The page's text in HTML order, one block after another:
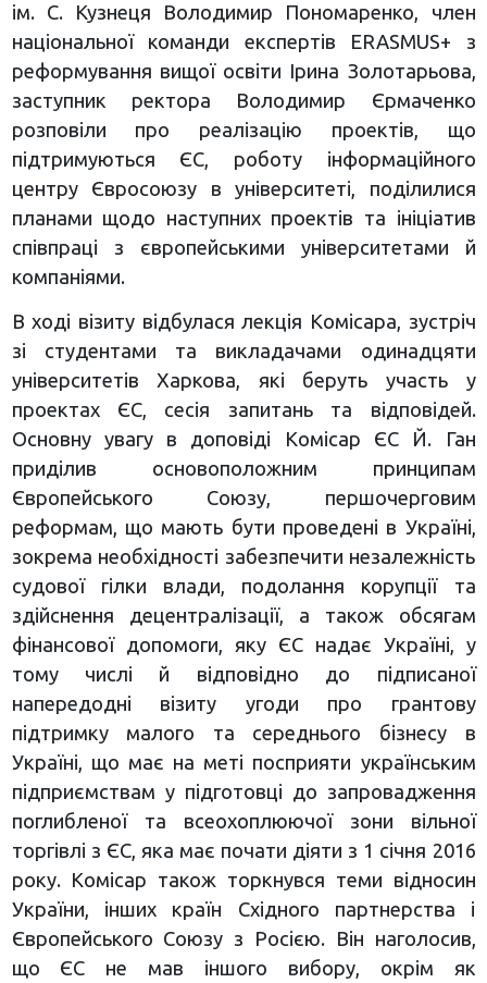
ім. С. Кузнеця Володимир Пономаренко, член
національної команди експертів ERASMUS+ з
реформування вищої освіти Ірина Золотарьова,
заступник ректора Володимир Єрмаченко
розповіли про реалізацію проектів, що
підтримуються ЄС, роботу інформаційного
центру Євросоюзу в університеті, поділилися
планами щодо наступних проектів та ініціатив
співпраці з європейськими університетами й
компаніями.
В ході візиту відбулася лекція Комісара, зустріч
зі студентами та викладачами одинадцяти
університетів Харкова, які беруть участь у
проектах ЄС, сесія запитань та відповідей.
Основну увагу в доповіді Комісар ЄС Й. Ган
приділив основоположним принципам
Європейського Союзу, першочерговим
реформам, що мають бути проведені в Україні,
зокрема необхідності забезпечити незалежність
судової гілки влади, подолання корупції та
здійснення децентралізації, а також обсягам
фінансової допомоги, яку ЄС надає Україні, у
тому числі й відповідно до підписаної
напередодні візиту угоди про грантову
підтримку малого та середнього бізнесу в
Україні, що має на меті посприяти українським
підприємствам у підготовці до запровадження
поглибленої та всеохоплюючої зони вільної
торгівлі з ЄС, яка має почати діяти з 1 січня 2016
року. Комісар також торкнувся теми відносин
України, інших країн Східного партнерства і
Європейського Союзу з Росією. Він наголосив,
що ЄС не мав іншого вибору, окрім як